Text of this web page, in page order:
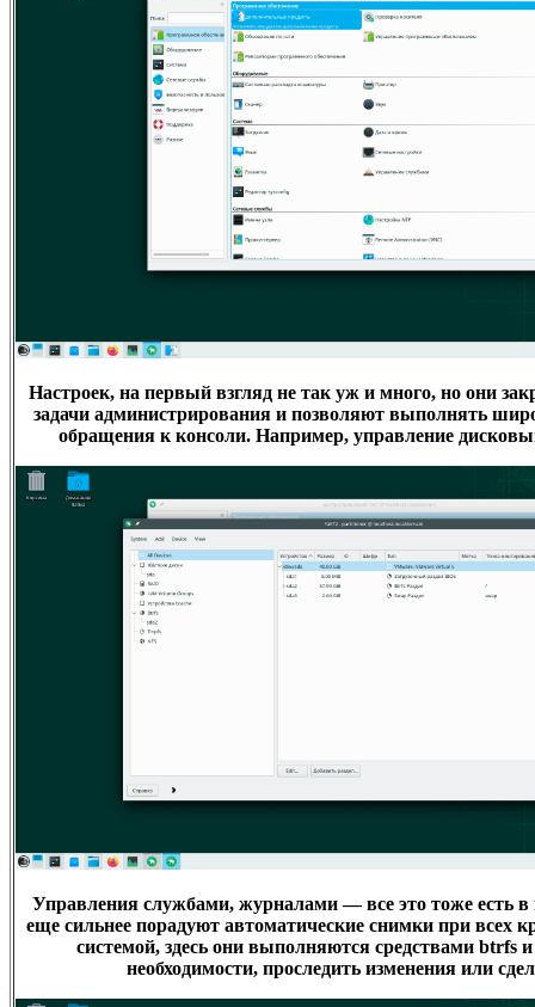
Настроек, на первый взгляд не так уж и много, но они
задачи администрирования и позволяют выполнять
обращения к консоли. Например, управление
Управления службами, журналами — все это тоже есть
еще сильнее порадуют автоматические снимки при всех
системой, здесь они выполняются средствами btrfs
необходимости, проследить изменения или